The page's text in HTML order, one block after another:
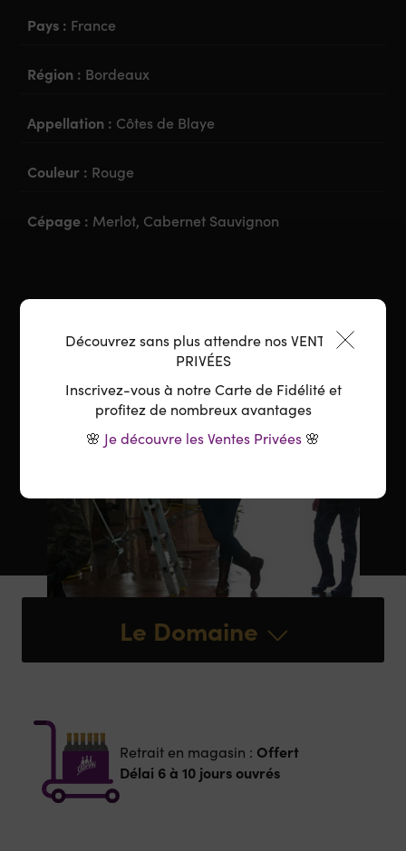
Pays : France
Région : Bordeaux
Appellation : Côtes de Blaye
Couleur : Rouge
Cépage : Merlot, Cabernet Sauvignon
Le Domaine
Retrait en magasin : Offert
Délai 6 à 10 jours ouvrés
Découvrez sans plus attendre nos VENTES
PRIVÉES
Inscrivez-vous à notre Carte de Fidélité et
profitez de nombreux avantages
🌸 Je découvre les Ventes Privées 🌸